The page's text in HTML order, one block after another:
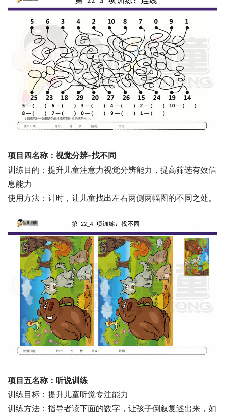
项目四名称：视觉分辨-找不同
训练目的：提升儿童注意力视觉分辨能力，提高筛选有效信
息能力
使用方法：计时，让儿童找出左右两侧两幅图的不同之处。
项目五名称：听说训练
训练目标：提升儿童听觉专注能力
训练方法：指导者读下面的数字，让孩子倒叙复述出来，如